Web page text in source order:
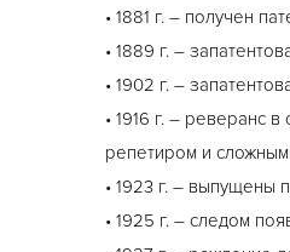
• 1881 г. – получен
• 1889 г. –
• 1902 г. –
• 1916 г. – реверанс
репетиром и
• 1923 г. – выпущены
• 1925 г. – следом